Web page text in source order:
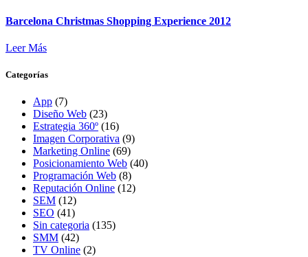
Barcelona Christmas Shopping Experience 2012
Leer Más
Categorías
App (7)
Diseño Web (23)
Estrategia 360º (16)
Imagen Corporativa (9)
Marketing Online (69)
Posicionamiento Web (40)
Programación Web (8)
Reputación Online (12)
SEM (12)
SEO (41)
Sin categoria (135)
SMM (42)
TV Online (2)